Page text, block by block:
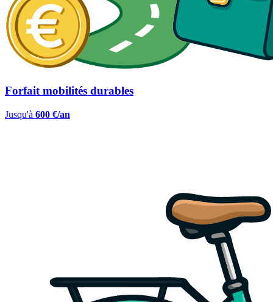
Forfait mobilités durables
Jusqu'à 600 €/an